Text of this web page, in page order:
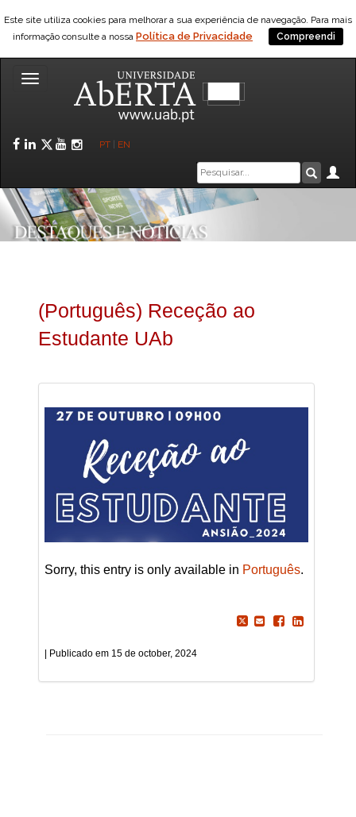
Este site utiliza cookies para melhorar a sua experiência de navegação. Para mais
informação consulte a nossa Política de Privacidade Compreendi
Toggle
Facebook
LinkedIn
Twitter
YouTube
Instagram
PT EN
Caixa
de
pesquisa
(Português) Receção ao
Estudante UAb
Sorry, this entry is only available in Português.
15 de october, 2024